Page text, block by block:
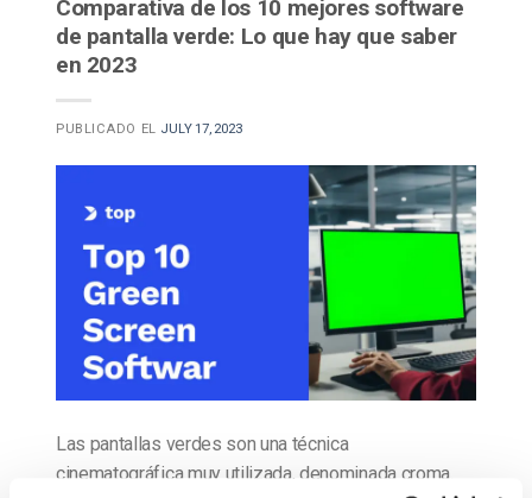
Comparativa de los 10 mejores software
de pantalla verde: Lo que hay que saber
en 2023
PUBLICADO EL JULY 17, 2023
Las pantallas verdes son una técnica
cinematográfica muy utilizada, denominada croma.